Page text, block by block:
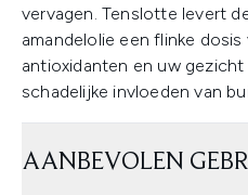
vervagen. Tenslotte levert
amandelolie een flinke dosis
antioxidanten en uw
schadelijke invloeden van
AANBEVOLEN